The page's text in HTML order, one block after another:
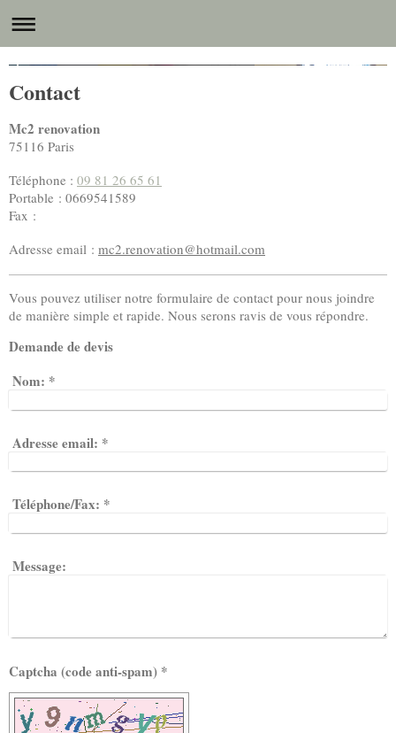
Contact
Mc2 renovation
75116 Paris
Téléphone : 09 81 26 65 61
Portable : 0669541589
Fax :
Adresse email : mc2.renovation@hotmail.com
Vous pouvez utiliser notre formulaire de contact pour nous joindre
de manière simple et rapide. Nous serons ravis de vous répondre.
Demande de devis
Nom: *
Adresse email: *
Téléphone/Fax: *
Message:
Captcha (code anti-spam) *